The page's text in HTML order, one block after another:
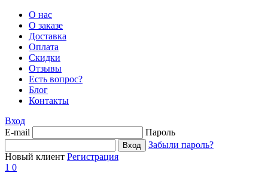
О нас
О заказе
Доставка
Оплата
Скидки
Отзывы
Есть вопрос?
Блог
Контакты
Вход
E-mail
Пароль
Забыли пароль?
Новый клиент Регистрация
1 0